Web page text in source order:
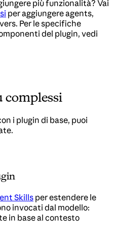
più funzionalità? Vai
per aggiungere agents,
Per le specifiche
del plugin, vedi
i plugin di base, puoi
Skillsper estendere le
invocati dal modello:
in base al contesto